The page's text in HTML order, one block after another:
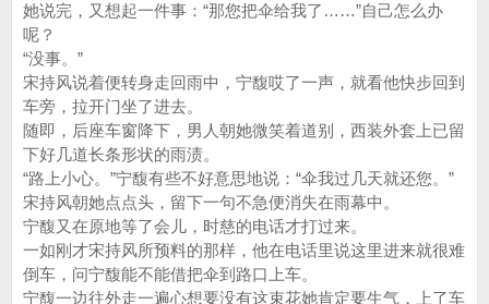
她说完，又想起一件事：“那您把伞给我了……”自己怎么办
呢？
“没事。”
宋持风说着便转身走回雨中，宁馥哎了一声，就看他快步回到
车旁，拉开门坐了进去。
随即，后座车窗降下，男人朝她微笑着道别，西装外套上已留
下好几道长条形状的雨渍。
“路上小心。”宁馥有些不好意思地说：“伞我过几天就还您。”
宋持风朝她点点头，留下一句不急便消失在雨幕中。
宁馥又在原地等了会儿，时慈的电话才打过来。
一如刚才宋持风所预料的那样，他在电话里说这里进来就很难
倒车，问宁馥能不能借把伞到路口上车。
宁馥一边往外走一遍心想要没有这束花她肯定要生气，上了车